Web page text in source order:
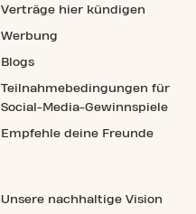
Verträge hier kündigen
Werbung
Blogs
Teilnahmebedingungen für
Social-Media-Gewinnspiele
Empfehle deine Freunde
Unsere nachhaltige Vision